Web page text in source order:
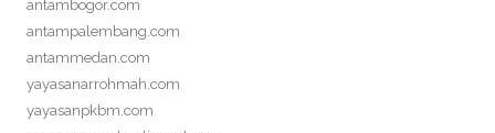
antambogor.com
antampalembang.com
antammedan.com
yayasanarrohmah.com
yayasanpkbm.com